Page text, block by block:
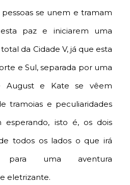
se unem e tramam
paz e iniciarem uma
da Cidade V, já que esta
e Sul, separada por uma
August e Kate se vêem
tramoias e peculiaridades
esperando, isto é, os dois
todos os lados o que irá
uma aventura
eletrizante.